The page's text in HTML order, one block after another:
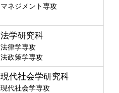
マネジメント専攻
法学研究科
法律学専攻
法政策学専攻
現代社会学研究科
現代社会学専攻